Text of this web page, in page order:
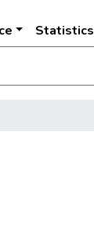
Statistics